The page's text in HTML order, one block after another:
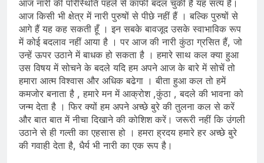
आज नारी की परिस्थिति पहले से काफी बदल चुकी है यह सत्य है।
आज किसी भी क्षेत्र में नारी पुरुषों से पीछे नहीं हैं । बल्कि पुरुषों से
आगे हैं यह कह सकती हूँ । इन सबके बावजूद उसके स्वाभाविक रूप
में कोई बदलाव नहीं आया है । पर आज की नारी कुंठा ग्रसित हैं, जो
उन्हें ऊपर उठाने में बाधक हो सकता है । हमारे साथ कल क्या हुआ
उस विषय में सोचने के बदले यदि हम अपने आज के बारे में सोचें तो
हमारा आत्म विश्वास और अधिक बढेगा । बीता हुआ कल तो हमें
कमजोर बनाता है , हमारे मन में आक्रोश ,कुंठा , बदले की भावना को
जन्म देता है । फिर क्यों हम अपने अच्छे बुरे की तुलना कल से करें
और बात बात में नीचा दिखाने की कोशिश करें। जरूरी नहीं कि उंगली
उठाने से ही गल्ती का एहसास हो । हमरा ह्रदय हमारे हर अच्छे बुरे
की गवाही देता है, धैर्य भी नारी का एक रूप है।